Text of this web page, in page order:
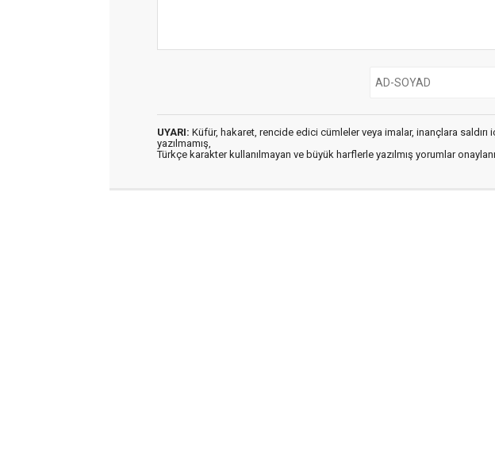
UYARI: Küfür, hakaret, rencide edici cümleler veya imalar, inançlara saldırı
yazılmamış,
Türkçe karakter kullanılmayan ve büyük harflerle yazılmış yorumlar